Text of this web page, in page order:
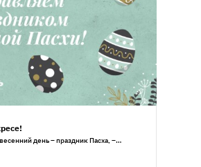
день – праздник Пасха, –…